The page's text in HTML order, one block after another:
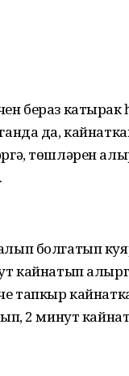
бераз катырак
да,
төшләрен
болгатып
кайнатып
тапкыр
2 минут